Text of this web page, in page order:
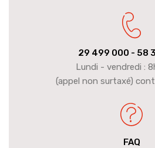
29 499 000 - 58
Lundi - vendredi :
(appel non surtaxé)
FAQ